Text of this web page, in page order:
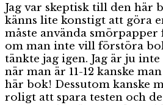
Jag var skeptisk till den här
känns lite konstigt att göra
måste använda
om man inte vill förstöra
tänkte jag igen. Jag är ju
när man är 11-12 kanske
här bok! Dessutom kanske
roligt att spara testen och